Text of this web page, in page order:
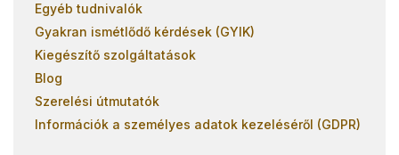
Egyéb tudnivalók
Gyakran ismétlődő kérdések (GYIK)
Kiegészítő szolgáltatások
Blog
Szerelési útmutatók
Információk a személyes adatok kezeléséről (GDPR)